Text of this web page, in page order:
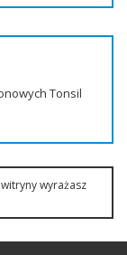
Tonsil
wyrażasz